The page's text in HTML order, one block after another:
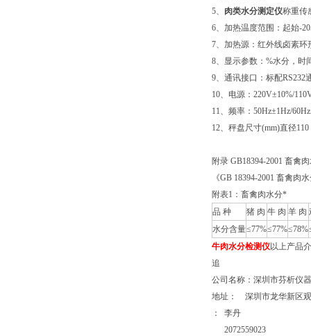
5、 肉类水分测定仪称重传
6、加热温度范围：起始-
7、加热源：红外线卤素环
8、显示参数：%水分，时
9、通讯接口：标配
10、电源：220V±10%/
11、频率：50Hz±1Hz/
12、秤盘尺寸(mm)直径110
附录 GB18394-2001 畜禽
《GB 18394-2001 畜禽
附表1：畜禽肉水分*
品 种
猪 肉 牛 肉 羊 肉
水分含量≤77%≤77%≤78%
牛肉水分检测仪以上产品
追
公司名称：深圳市芬析仪
地址： 深圳市龙华新区
： 李丹
2072559023